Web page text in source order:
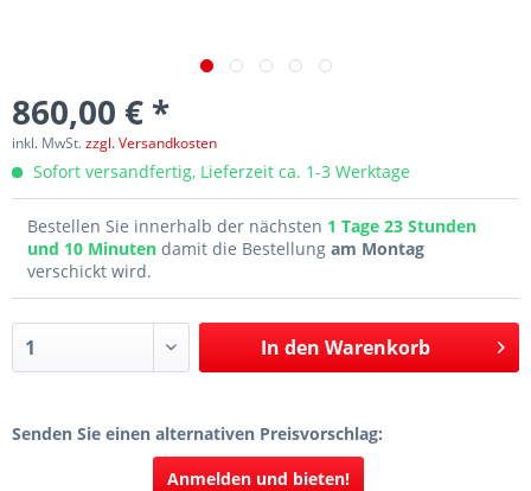
860,00 € *
inkl. MwSt.zzgl. Versandkosten
Sofort versandfertig, Lieferzeit ca. 1-3 Werktage
Bestellen Sie innerhalb der nächsten 1 Tage 23 Stunden
und 10 Minuten damit die Bestellung am Montag
verschickt wird.
In den Warenkorb
Senden Sie einen alternativen Preisvorschlag:
Anmelden und bieten!